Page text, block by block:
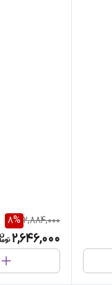
2,884,000
8%
2,646,000